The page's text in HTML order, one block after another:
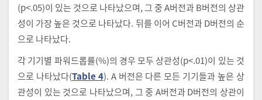
(p<.05)이 있는 것으로 나타났으며, 그 중 A버전과 B버전의 상관
성이 가장 높은 것으로 나타났다. 뒤를 이어 C버전과 D버전의 순
으로 나타났다.
각 기기별 파워드롭률(%)의 경우 모두 상관성(p<.01)이 있는 것
으로 나타났다(Table 4). A 버전은 다른 모든 기기들과 높은 상
관성이 있는 것으로 나타났으며, 그 중 A버전과 D버전의 상관이